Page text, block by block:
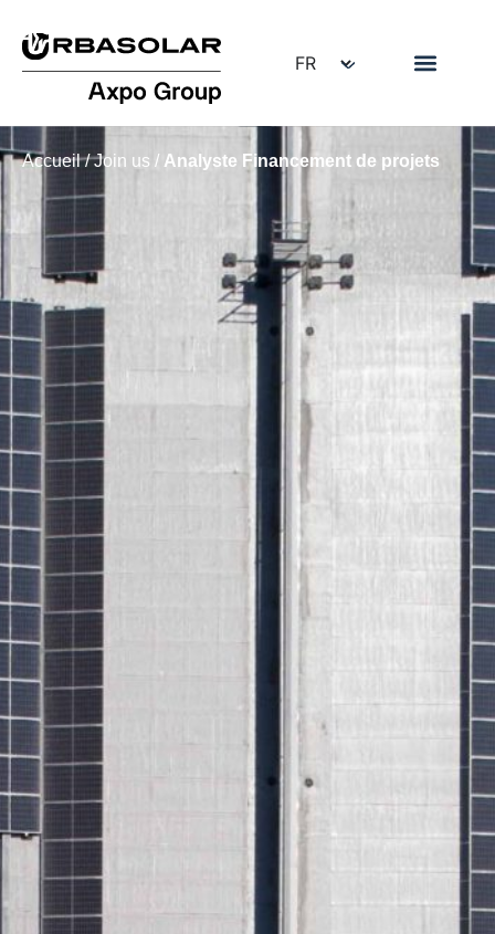
Accueil/Join us / Analyste Financement de projets